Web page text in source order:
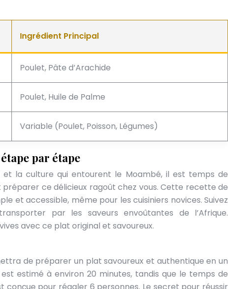
Ingrédient Principal
Poulet, Pâte d’Arachide
Poulet, Huile de Palme
Variable (Poulet, Poisson, Légumes)
par étape
et la culture qui entourent le Moambé, il est temps de
ce délicieux ragoût chez vous. Cette recette de
et accessible, même pour les cuisiniers novices. Suivez
par les saveurs envoûtantes de l’Afrique.
avec ce plat original et savoureux.
de préparer un plat savoureux et authentique en un
estimé à environ 20 minutes, tandis que le temps de